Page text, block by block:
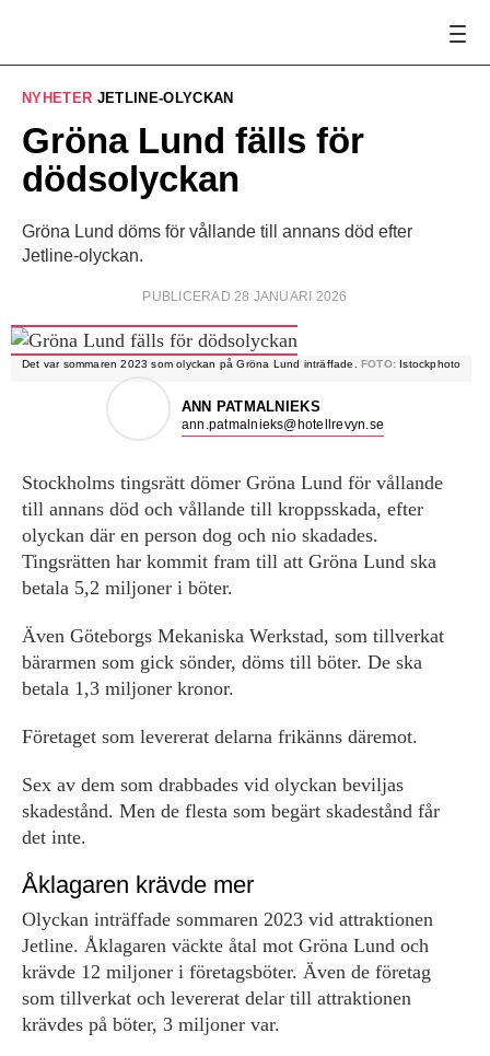
NYHETER JETLINE-OLYCKAN
Gröna Lund fälls för
dödsolyckan
Gröna Lund döms för vållande till annans död efter
Jetline-olyckan.
PUBLICERAD 28 JANUARI 2026
Det var sommaren 2023 som olyckan på Gröna Lund inträffade. FOTO: Istockphoto
ANN PATMALNIEKS
ann.patmalnieks@hotellrevyn.se
Stockholms tingsrätt dömer Gröna Lund för vållande
till annans död och vållande till kroppsskada, efter
olyckan där en person dog och nio skadades.
Tingsrätten har kommit fram till att Gröna Lund ska
betala 5,2 miljoner i böter.
Även Göteborgs Mekaniska Werkstad, som tillverkat
bärarmen som gick sönder, döms till böter. De ska
betala 1,3 miljoner kronor.
Företaget som levererat delarna frikänns däremot.
Sex av dem som drabbades vid olyckan beviljas
skadestånd. Men de flesta som begärt skadestånd får
det inte.
Åklagaren krävde mer
Olyckan inträffade sommaren 2023 vid attraktionen
Jetline. Åklagaren väckte åtal mot Gröna Lund och
krävde 12 miljoner i företagsböter. Även de företag
som tillverkat och levererat delar till attraktionen
krävdes på böter, 3 miljoner var.